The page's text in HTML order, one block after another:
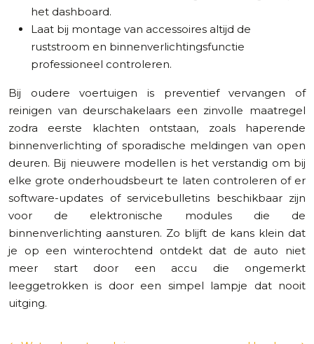
het dashboard.
Laat bij montage van accessoires altijd de
ruststroom en binnenverlichtingsfunctie
professioneel controleren.
Bij oudere voertuigen is preventief vervangen of
reinigen van deurschakelaars een zinvolle maatregel
zodra eerste klachten ontstaan, zoals haperende
binnenverlichting of sporadische meldingen van open
deuren. Bij nieuwere modellen is het verstandig om bij
elke grote onderhoudsbeurt te laten controleren of er
software-updates of servicebulletins beschikbaar zijn
voor de elektronische modules die de
binnenverlichting aansturen. Zo blijft de kans klein dat
je op een winterochtend ontdekt dat de auto niet
meer start door een accu die ongemerkt
leeggetrokken is door een simpel lampje dat nooit
uitging.